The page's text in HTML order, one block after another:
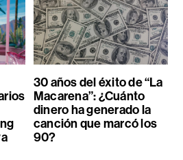
30 años del éxito de “La
Macarena”: ¿Cuánto
dinero ha generado la
canción que marcó los
90?